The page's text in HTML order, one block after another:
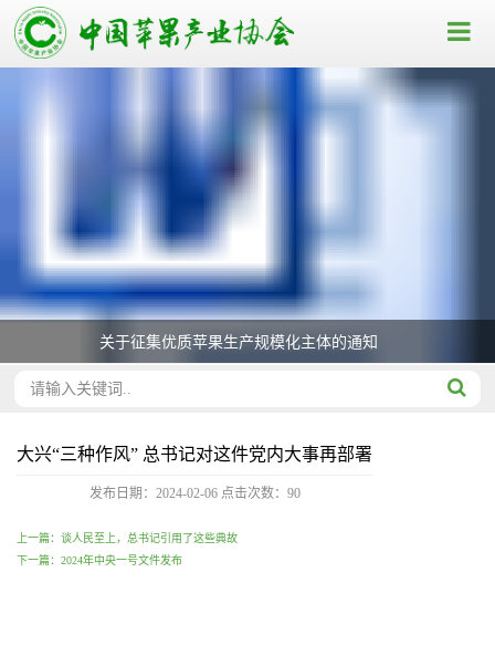
关于征集优质苹果生产规模化主体的通知
大兴“三种作风” 总书记对这件党内大事再部署
发布日期：2024-02-06 点击次数： 90
上一篇：谈人民至上，总书记引用了这些典故
下一篇：2024年中央一号文件发布